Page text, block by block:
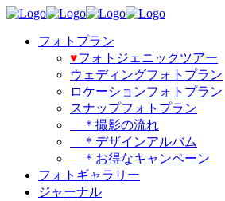
フォトプラン
♥️フォトジェニックツアー
ウェディングフォトプラン
ロケーションフォトプラン
スナップフォトプラン
＊撮影の流れ
＊デザインアルバム
＊お得なキャンペーン
フォトギャラリー
ジャーナル